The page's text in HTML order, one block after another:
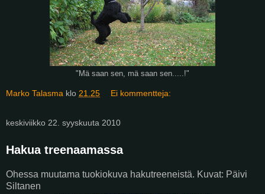
"Mä saan sen, mä saan sen.....!"
Marko Talasma klo 21.25 Ei kommentteja:
keskiviikko 22. syyskuuta 2010
Hakua treenaamassa
Ohessa muutama tuokiokuva hakutreeneistä. Kuvat: Päivi
Siltanen